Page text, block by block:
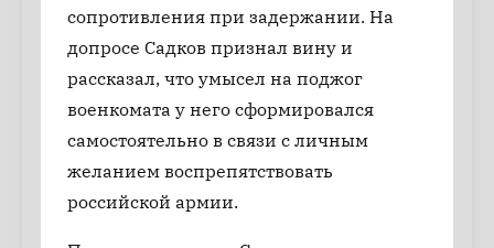
сопротивления при задержании. На
допросе Садков признал вину и
рассказал, что умысел на поджог
военкомата у него сформировался
самостоятельно в связи с личным
желанием воспрепятствовать
российской армии.